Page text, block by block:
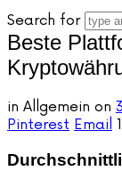
Search for
Beste
in Allgemein on
Pinterest Email